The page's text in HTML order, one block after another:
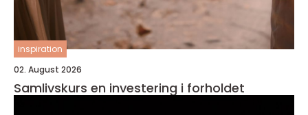
inspiration
02. August 2026
Samlivskurs en investering i forholdet